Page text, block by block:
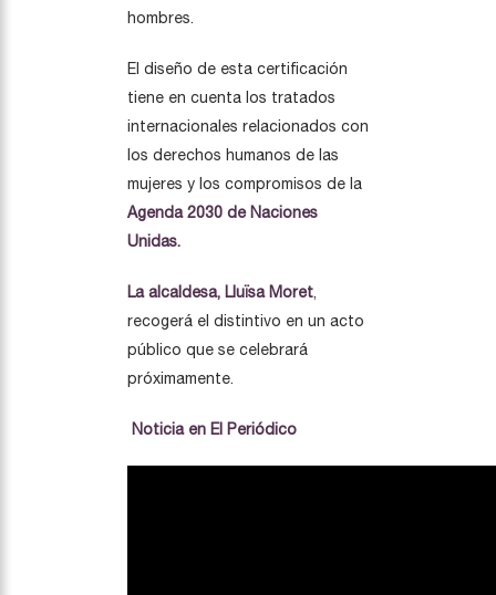
hombres.
El diseño de esta certificación
tiene en cuenta los tratados
internacionales relacionados con
los derechos humanos de las
mujeres y los compromisos de la
Agenda 2030 de Naciones
Unidas.
La alcaldesa, Lluïsa Moret,
recogerá el distintivo en un acto
público que se celebrará
próximamente.
Noticia en El Periódico